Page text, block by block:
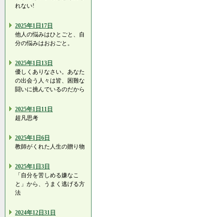
れない!
2025年1日17日
他人の悩みはひとごと、自
分の悩みはおおごと。
2025年1日13日
優しくありなさい。あなた
の出会う人々は皆、困難な
闘いに挑んでいるのだから
2025年1日11日
超凡思考
2025年1日6日
教師がくれた人生の贈り物
2025年1日3日
「自分を苦しめる嫌なこ
と」から、うまく逃げる方
法
2024年12日31日